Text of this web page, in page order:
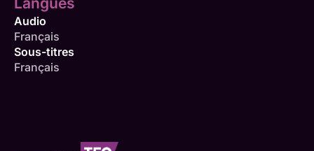
Audio
Français
Sous-titres
Français